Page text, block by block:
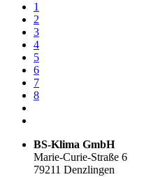
1
2
3
4
5
6
7
8
BS-Klima GmbH
Marie-Curie-Straße 6
79211 Denzlingen